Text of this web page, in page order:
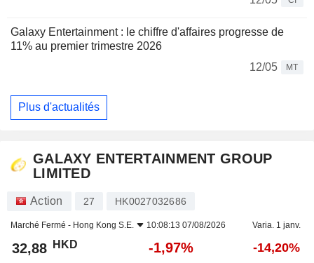
Galaxy Entertainment : le chiffre d'affaires progresse de
11% au premier trimestre 2026
12/05
MT
Plus d'actualités
GALAXY ENTERTAINMENT GROUP
LIMITED
Action 27 HK0027032686
Marché Fermé - Hong Kong S.E. 10:08:13 07/08/2026 Varia. 1 janv.
32,88 HKD -1,97% -14,20%